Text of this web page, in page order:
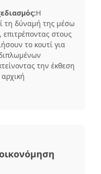
Η
τη δύναμή της μέσω
στους
το κουτί για
την έκθεση